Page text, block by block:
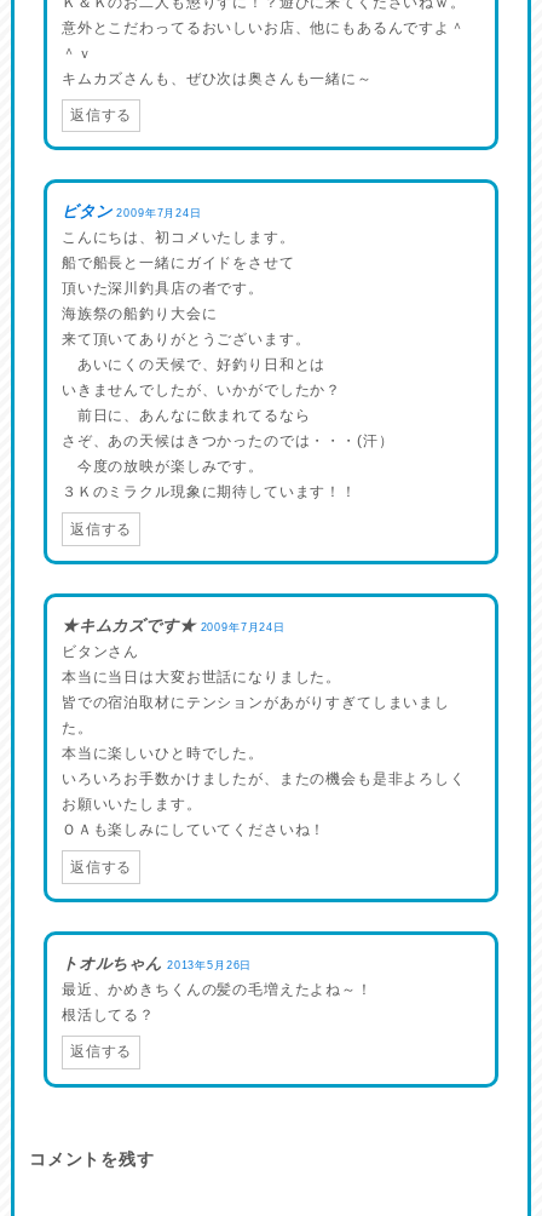
意外とこだわってるおいしいお店、他にもあるんですよ＾
＾ｖ
キムカズさんも、ぜひ次は奥さんも一緒に～
返信する
ビタン 2009年7月24日
こんにちは、初コメいたします。
船で船長と一緒にガイドをさせて
頂いた深川釣具店の者です。
海族祭の船釣り大会に
来て頂いてありがとうございます。
あいにくの天候で、好釣り日和とは
いきませんでしたが、いかがでしたか？
前日に、あんなに飲まれてるなら
さぞ、あの天候はきつかったのでは・・・(汗）
今度の放映が楽しみです。
３Ｋのミラクル現象に期待しています！！
返信する
★キムカズです★ 2009年7月24日
ビタンさん
本当に当日は大変お世話になりました。
皆での宿泊取材にテンションがあがりすぎてしまいまし
た。
本当に楽しいひと時でした。
いろいろお手数かけましたが、またの機会も是非よろしく
お願いいたします。
ＯＡも楽しみにしていてくださいね！
返信する
トオルちゃん 2013年5月26日
最近、かめきちくんの髪の毛増えたよね～！
根活してる？
返信する
コメントを残す